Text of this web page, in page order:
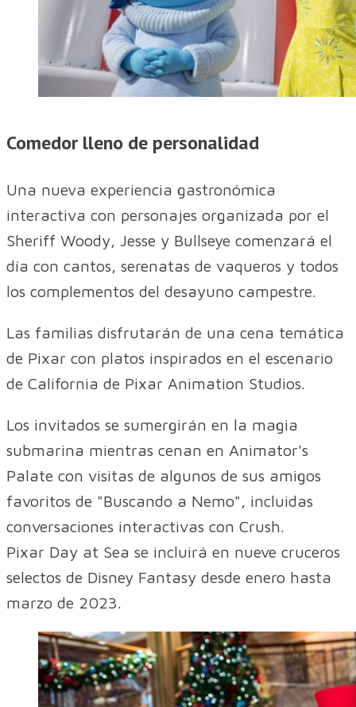
Comedor lleno de personalidad
Una nueva experiencia gastronómica
interactiva con personajes organizada por el
Sheriff Woody, Jesse y Bullseye comenzará el
día con cantos, serenatas de vaqueros y todos
los complementos del desayuno campestre.
Las familias disfrutarán de una cena temática
de Pixar con platos inspirados en el escenario
de California de Pixar Animation Studios.
Los invitados se sumergirán en la magia
submarina mientras cenan en Animator's
Palate con visitas de algunos de sus amigos
favoritos de "Buscando a Nemo", incluidas
conversaciones interactivas con Crush.
Pixar Day at Sea se incluirá en nueve cruceros
selectos de Disney Fantasy desde enero hasta
marzo de 2023.